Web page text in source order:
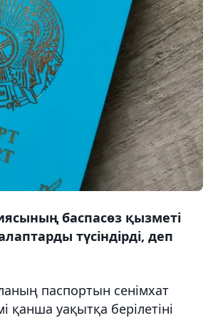
баспасөз қызметі
түсіндірді, деп
паспортын сенімхат
уақытқа берілетіні